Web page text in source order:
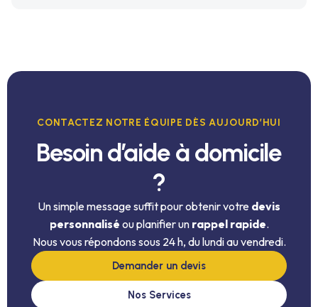
CONTACTEZ NOTRE ÉQUIPE DÈS AUJOURD’HUI
Besoin d’aide à domicile
?
Un simple message suffit pour obtenir votre devis
personnalisé ou planifier un rappel rapide.
Nous vous répondons sous 24 h, du lundi au vendredi.
Demander un devis
Nos Services